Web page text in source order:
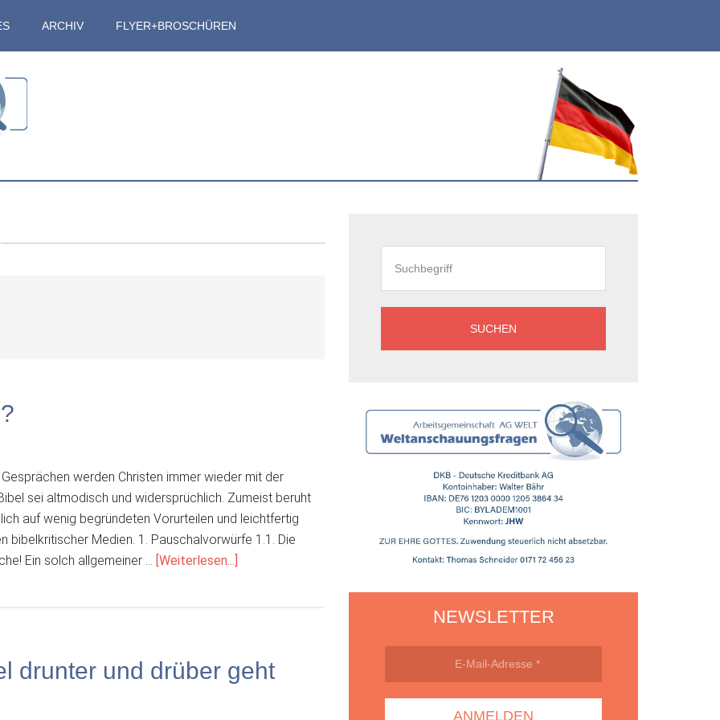
ARCHIV FLYER+BROSCHÜREN
werden Christen immer wieder mit der
sei altmodisch und widersprüchlich. Zumeist beruht
auf wenig begründeten Vorurteilen und leichtfertig
bibelkritischer Medien. 1. Pauschalvorwürfe 1.1. Die
Ein solch allgemeiner … [Weiterlesen...]
drunter und drüber geht
NEWSLETTER